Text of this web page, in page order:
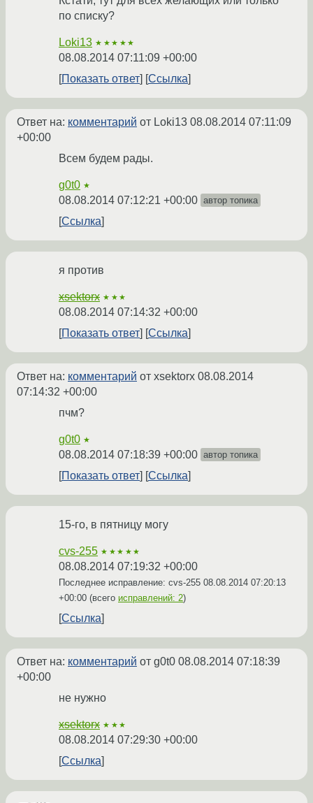
по списку?
Loki13 ★★★★★
08.08.2014 07:11:09 +00:00
Показать ответ
Ссылка
Ответ на: комментарий от Loki13 08.08.2014 07:11:09
+00:00
Всем будем рады.
g0t0 ★
08.08.2014 07:12:21 +00:00 автор топика
Ссылка
я против
xsektorx ★★★
08.08.2014 07:14:32 +00:00
Показать ответ
Ссылка
Ответ на: комментарий от xsektorx 08.08.2014
07:14:32 +00:00
пчм?
g0t0 ★
08.08.2014 07:18:39 +00:00 автор топика
Показать ответ Ссылка
15-го, в пятницу могу
cvs-255 ★★★★★
08.08.2014 07:19:32 +00:00
Последнее исправление: cvs-255 08.08.2014 07:20:13
+00:00 (всего исправлений: 2)
Ссылка
Ответ на: комментарий от g0t0 08.08.2014 07:18:39
+00:00
не нужно
xsektorx ★★★
08.08.2014 07:29:30 +00:00
Ссылка